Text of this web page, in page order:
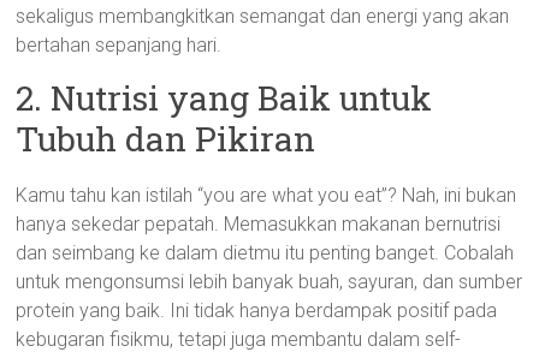
sekaligus membangkitkan semangat dan energi yang akan
bertahan sepanjang hari.
2. Nutrisi yang Baik untuk
Tubuh dan Pikiran
Kamu tahu kan istilah “you are what you eat”? Nah, ini bukan
hanya sekedar pepatah. Memasukkan makanan bernutrisi
dan seimbang ke dalam dietmu itu penting banget. Cobalah
untuk mengonsumsi lebih banyak buah, sayuran, dan sumber
protein yang baik. Ini tidak hanya berdampak positif pada
kebugaran fisikmu, tetapi juga membantu dalam self-